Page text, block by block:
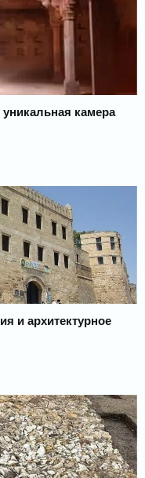
камера
и архитектурное